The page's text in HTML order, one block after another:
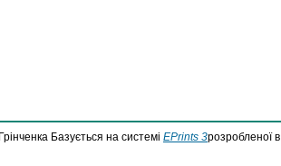
Базується на системі EPrints 3розробленої в